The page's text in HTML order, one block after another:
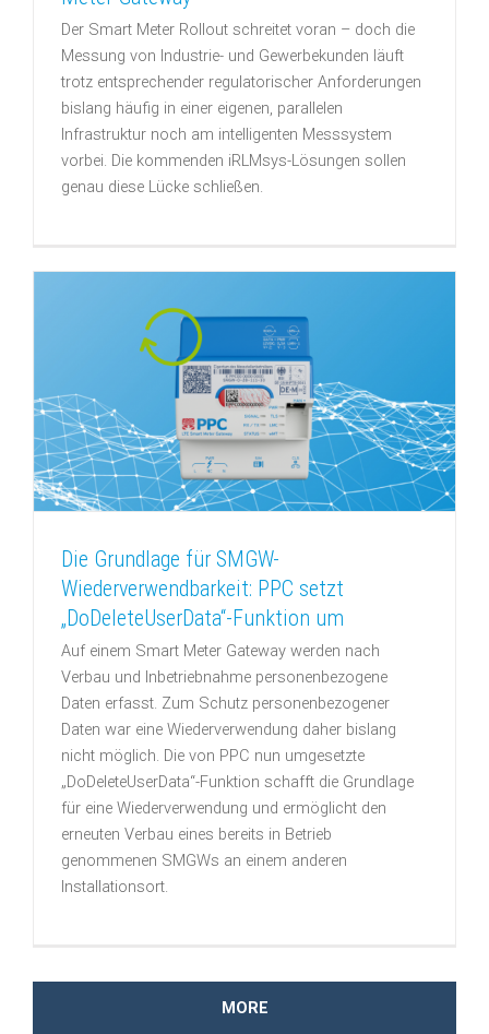
Der Smart Meter Rollout schreitet voran – doch die
Messung von Industrie- und Gewerbekunden läuft
trotz entsprechender regulatorischer Anforderungen
bislang häufig in einer eigenen, parallelen
Infrastruktur noch am intelligenten Messsystem
vorbei. Die kommenden iRLMsys-Lösungen sollen
genau diese Lücke schließen.
Die Grundlage für SMGW-
Wiederverwendbarkeit: PPC setzt
„DoDeleteUserData“-Funktion um
Auf einem Smart Meter Gateway werden nach
Verbau und Inbetriebnahme personenbezogene
Daten erfasst. Zum Schutz personenbezogener
Daten war eine Wiederverwendung daher bislang
nicht möglich. Die von PPC nun umgesetzte
„DoDeleteUserData“-Funktion schafft die Grundlage
für eine Wiederverwendung und ermöglicht den
erneuten Verbau eines bereits in Betrieb
genommenen SMGWs an einem anderen
Installationsort.
MORE